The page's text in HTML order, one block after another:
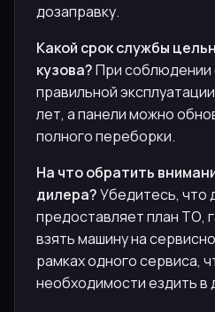
дозаправку.
Какой срок службы
кузова?При соблюдении
правильной
лет, а панели можно
полного переборки.
На что обратить
дилера?Убедитесь, что
предоставляет план ТО,
взять машину на
рамках одного сервиса,
необходимости ездить в